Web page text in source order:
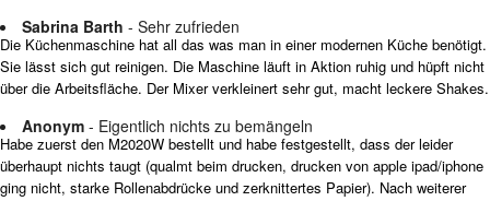
Sabrina Barth - Sehr zufrieden
Die Küchenmaschine hat all das was man in einer modernen Küche benötigt.
Sie lässt sich gut reinigen. Die Maschine läuft in Aktion ruhig und hüpft nicht
über die Arbeitsfläche. Der Mixer verkleinert sehr gut, macht leckere Shakes.
Anonym - Eigentlich nichts zu bemängeln
Habe zuerst den M2020W bestellt und habe festgestellt, dass der leider
überhaupt nichts taugt (qualmt beim drucken, drucken von apple ipad/iphone
ging nicht, starke Rollenabdrücke und zerknittertes Papier). Nach weiterer